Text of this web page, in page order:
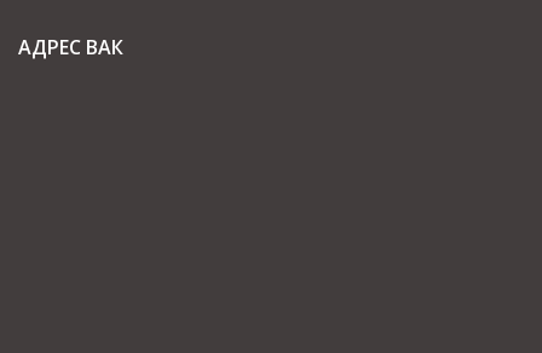
АДРЕС ВАК